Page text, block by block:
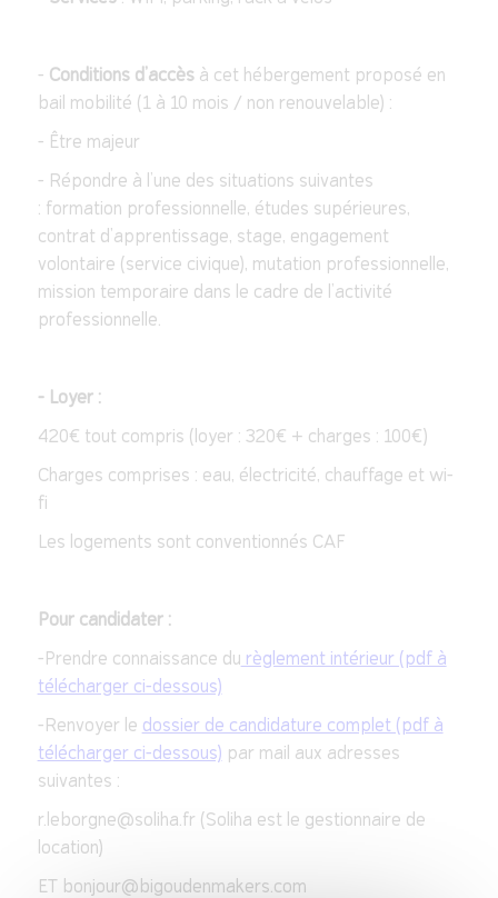
- Conditions d’accèsà cet hébergement proposé en
bail mobilité (1 à 10 mois / non renouvelable) :
- Être majeur
- Répondre à l’une des situations suivantes
: formation professionnelle, études supérieures,
contrat d'apprentissage, stage, engagement
volontaire (service civique), mutation professionnelle,
mission temporaire dans le cadre de l’activité
professionnelle.
- Loyer :
420€ tout compris (loyer : 320€ + charges : 100€)
Charges comprises : eau, électricité, chauffage et wi-
fi
Les logements sont conventionnés CAF
Pour candidater :
-Prendre connaissance du règlement intérieur (pdf à
télécharger ci-dessous)
-Renvoyer le dossier de candidature complet (pdf à
télécharger ci-dessous) par mail aux adresses
suivantes :
r.leborgne@soliha.fr (Soliha est le gestionnaire de
location)
ET bonjour@bigoudenmakers.com